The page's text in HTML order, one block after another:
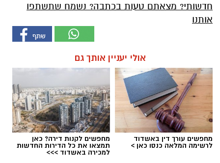
חדשותי? מצאתם טעות בכתבה? נשמח שתשתפו
אותנו
אולי יעניין אותך גם
מחפשים עורך דין באשדוד
לרשימה המלאה כנסו כאן >
מחפשים לקנות דירה? כאן
תמצאו את כל הדירות החדשות
למכירה באשדוד >>>